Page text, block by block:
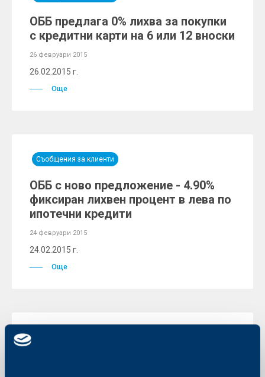
ОББ предлага 0% лихва за покупки
с кредитни карти на 6 или 12 вноски
26 февруари 2015
26.02.2015 г.
Още
Съобщения за клиенти
ОББ с ново предложение - 4.90%
фиксиран лихвен процент в лева по
ипотечни кредити
24 февруари 2015
24.02.2015 г.
Още